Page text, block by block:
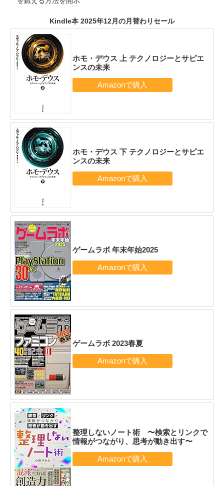
Kindle本 2025年12月の月替わりセール
ホモ・デウス 上 テクノロジーとサピエ
ンスの未来
ホモ・デウス 下 テクノロジーとサピエ
ンスの未来
ゲームラボ 年末年始2025
ゲームラボ 2023春夏
整理しないノート術 〜検索とリンクで
情報がつながり、思考が動き出す〜